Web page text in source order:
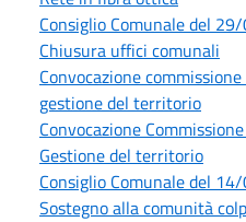
Consiglio Comunale del
Chiusura uffici comunali
Convocazione
gestione del territorio
Convocazione
Gestione del territorio
Consiglio Comunale del
Sostegno alla comunità